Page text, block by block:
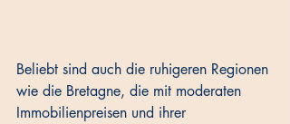
Beliebt sind auch die ruhigeren Regionen
wie die Bretagne, die mit moderaten
Immobilienpreisen und ihrer